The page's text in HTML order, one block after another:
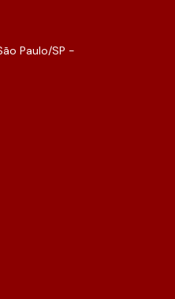
Paulo/SP -